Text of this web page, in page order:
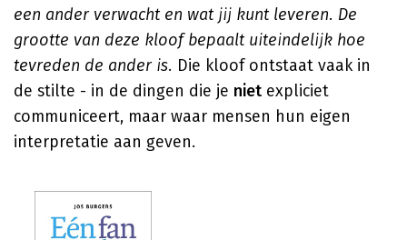
een ander verwacht en wat jij kunt leveren. De
grootte van deze kloof bepaalt uiteindelijk hoe
tevreden de ander is. Die kloof ontstaat vaak in
de stilte - in de dingen die je niet expliciet
communiceert, maar waar mensen hun eigen
interpretatie aan geven.